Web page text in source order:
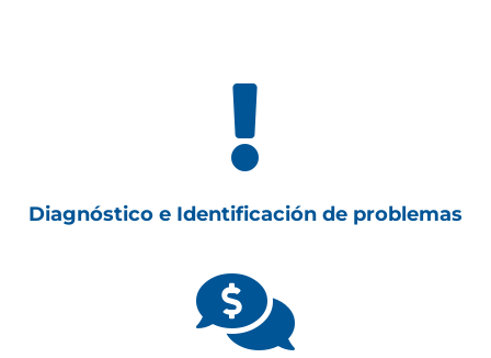

Diagnóstico e Identificación de problemas
